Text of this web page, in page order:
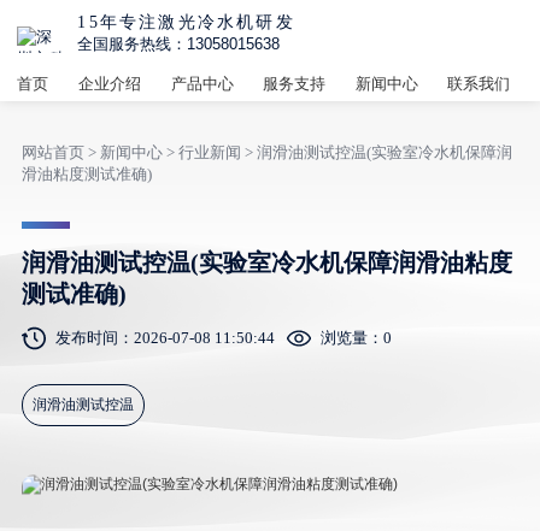
15年专注激光冷水机研发
全国服务热线：13058015638
首页 企业介绍 产品中心 服务支持 新闻中心 联系我们
网站首页> 新闻中心> 行业新闻 > 润滑油测试控温(实验室冷水机保障润
滑油粘度测试准确)
润滑油测试控温(实验室冷水机保障润滑油粘度
测试准确)
发布时间：2026-07-08 11:50:44 浏览量： 0
润滑油测试控温